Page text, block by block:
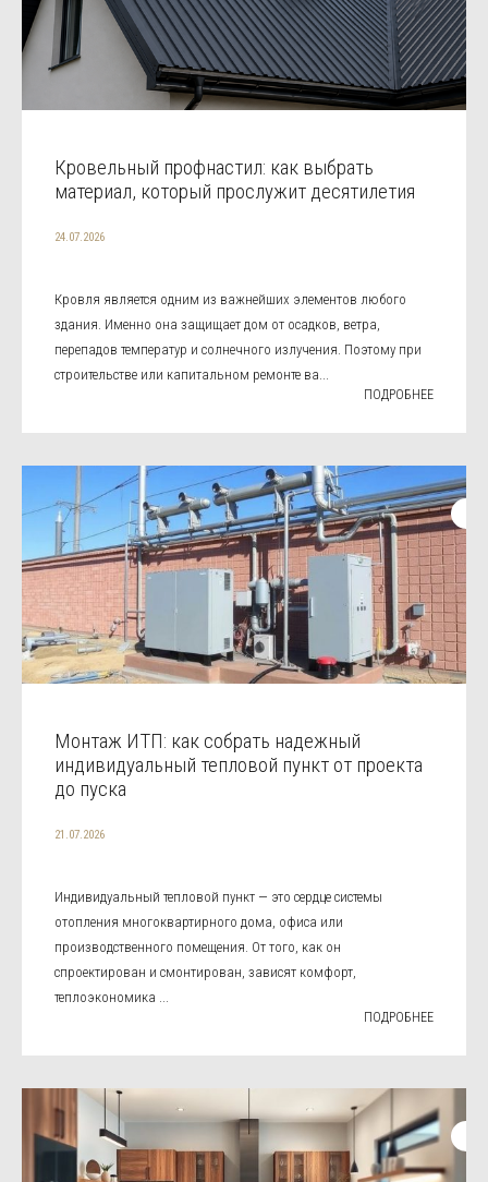
Кровельный профнастил: как выбрать
материал, который прослужит десятилетия
24.07.2026
Кровля является одним из важнейших элементов любого
здания. Именно она защищает дом от осадков, ветра,
перепадов температур и солнечного излучения. Поэтому при
строительстве или капитальном ремонте ва...
ПОДРОБНЕЕ
Монтаж ИТП: как собрать надежный
индивидуальный тепловой пункт от проекта
до пуска
21.07.2026
Индивидуальный тепловой пункт — это сердце системы
отопления многоквартирного дома, офиса или
производственного помещения. От того, как он
спроектирован и смонтирован, зависят комфорт,
теплоэкономика ...
ПОДРОБНЕЕ